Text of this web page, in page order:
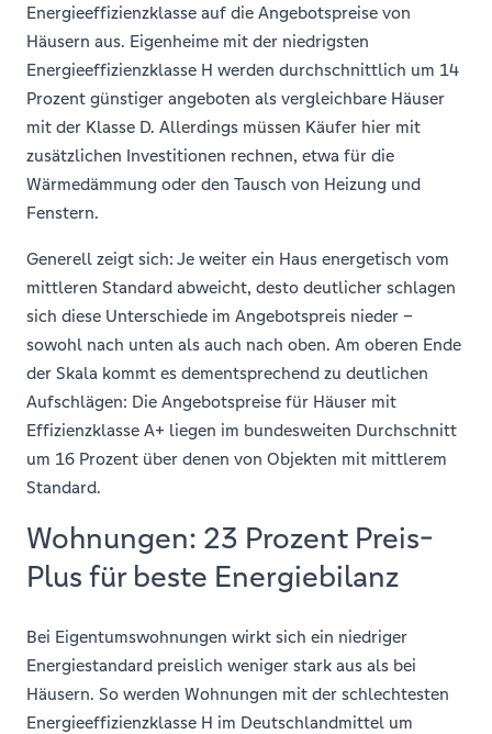
Energieeffizienzklasse auf die Angebotspreise von
Häusern aus. Eigenheime mit der niedrigsten
Energieeffizienzklasse H werden durchschnittlich um 14
Prozent günstiger angeboten als vergleichbare Häuser
mit der Klasse D. Allerdings müssen Käufer hier mit
zusätzlichen Investitionen rechnen, etwa für die
Wärmedämmung oder den Tausch von Heizung und
Fenstern.
Generell zeigt sich: Je weiter ein Haus energetisch vom
mittleren Standard abweicht, desto deutlicher schlagen
sich diese Unterschiede im Angebotspreis nieder –
sowohl nach unten als auch nach oben. Am oberen Ende
der Skala kommt es dementsprechend zu deutlichen
Aufschlägen: Die Angebotspreise für Häuser mit
Effizienzklasse A+ liegen im bundesweiten Durchschnitt
um 16 Prozent über denen von Objekten mit mittlerem
Standard.
Wohnungen: 23 Prozent Preis-
Plus für beste Energiebilanz
Bei Eigentumswohnungen wirkt sich ein niedriger
Energiestandard preislich weniger stark aus als bei
Häusern. So werden Wohnungen mit der schlechtesten
Energieeffizienzklasse H im Deutschlandmittel um